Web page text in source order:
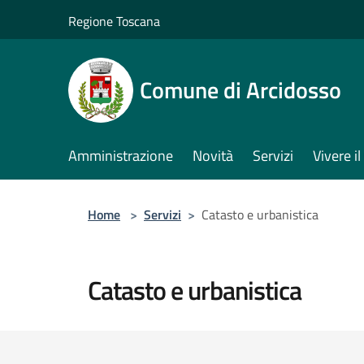
Regione Toscana
Comune di Arcidosso
Amministrazione Novità Servizi Vivere
Home > Servizi > Catasto e urbanistica
Catasto e urbanistica